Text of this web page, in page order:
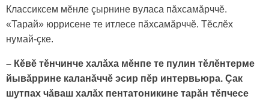
Классиксем мӗнле çырнине вуласа пăхсамăрччӗ.
«Тарай» юррисене те итлесе пăхсамăрччӗ. Тӗслӗх
нумай-çке.
– Кӗвӗ тӗнчинче халăха мӗнпе те пулин тӗлӗнтерме
йывăррине каланăччӗ эсир пӗр интервьюра. Çак
шутпах чăваш халăх пентатоникине тарăн тӗпчесе